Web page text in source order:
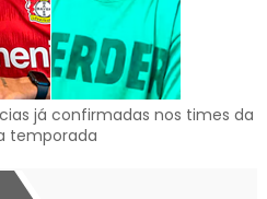
já confirmadas nos times da
temporada